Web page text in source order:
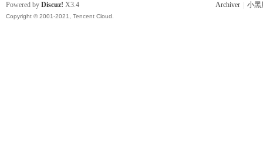
Archiver 小黑
Powered by Discuz! X3.4
Copyright © 2001-2021, Tencent Cloud.